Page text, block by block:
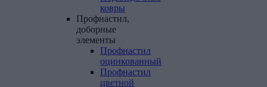
ковры
Профнастил,
доборные
элементы
Профнастил
оцинкованный
Профнастил
цветной